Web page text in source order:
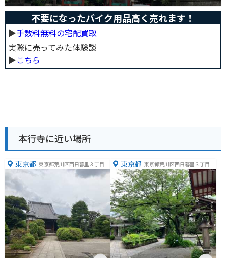
不要になったバイク用品高く売れます！
▶︎手数料無料の宅配買取
実際に売ってみた体験談
▶︎こちら
本行寺に近い場所
東京都 東京都荒川区西日暮里３丁目２
−６
東京都 東京都荒川区西日暮里３丁目２
−１４